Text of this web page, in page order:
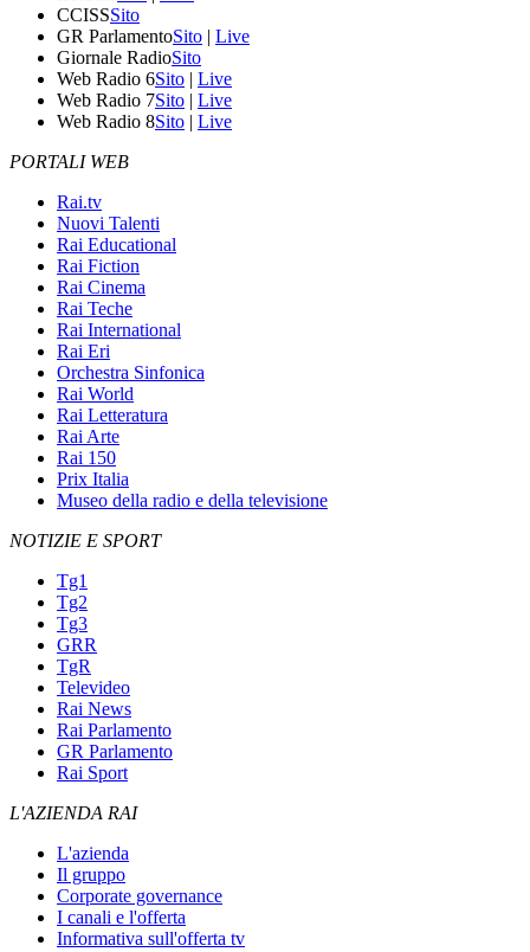
CCISSSito
GR ParlamentoSito | Live
Giornale RadioSito
Web Radio 6Sito | Live
Web Radio 7Sito | Live
Web Radio 8Sito | Live
PORTALI WEB
Rai.tv
Nuovi Talenti
Rai Educational
Rai Fiction
Rai Cinema
Rai Teche
Rai International
Rai Eri
Orchestra Sinfonica
Rai World
Rai Letteratura
Rai Arte
Rai 150
Prix Italia
Museo della radio e della televisione
NOTIZIE E SPORT
Tg1
Tg2
Tg3
GRR
TgR
Televideo
Rai News
Rai Parlamento
GR Parlamento
Rai Sport
L'AZIENDA RAI
L'azienda
Il gruppo
Corporate governance
I canali e l'offerta
Informativa sull'offerta tv